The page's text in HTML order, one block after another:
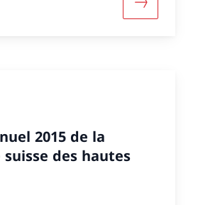
«Rapport annuel 2019 de la
2015 de la
suisse des hautes